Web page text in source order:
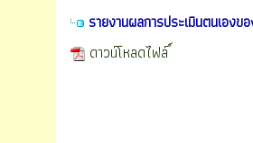
รายงานผลการประเมินตนเอง
ดาวน์โหลดไฟล์